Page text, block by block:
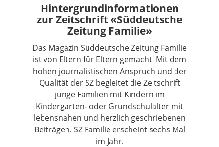
Hintergrundinformationen
zur Zeitschrift «Süddeutsche
Zeitung Familie»
Das Magazin Süddeutsche Zeitung Familie
ist von Eltern für Eltern gemacht. Mit dem
hohen journalistischen Anspruch und der
Qualität der SZ begleitet die Zeitschrift
junge Familien mit Kindern im
Kindergarten- oder Grundschulalter mit
lebensnahen und herzlich geschriebenen
Beiträgen. SZ Familie erscheint sechs Mal
im Jahr.